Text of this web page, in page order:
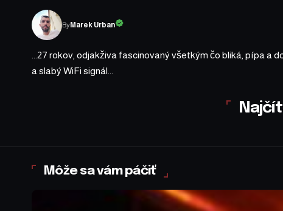
ByMarek Urban
...27 rokov, odjakživa fascinovaný všetkým čo bliká, pípa
a slabý WiFi signál...
Môže sa vám páčiť